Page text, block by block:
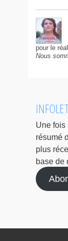
pour le
Nous
Une fois
résumé
plus
base de